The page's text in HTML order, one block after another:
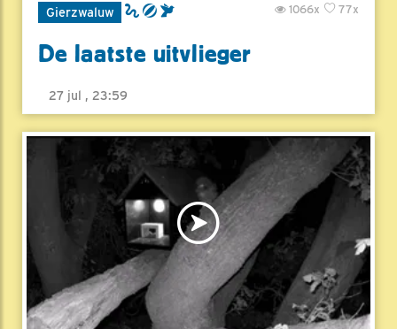
Gierzwaluw 77x
1066x
De laatste uitvlieger
27 jul , 23:59